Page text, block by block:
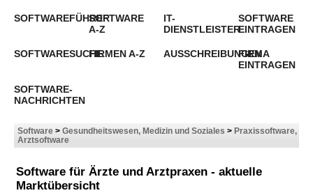
SOFTWAREFÜHRERSOFTWARE
A-Z
IT-
DIENSTLEISTER
SOFTWARE
EINTRAGEN
SOFTWARESUCHEFIRMEN A-Z AUSSCHREIBUNGEN
FIRMA
EINTRAGEN
SOFTWARE-
NACHRICHTEN
Software > Gesundheitswesen, Medizin und Soziales > Praxissoftware,
Arztsoftware
Software für Ärzte und Arztpraxen - aktuelle
Marktübersicht